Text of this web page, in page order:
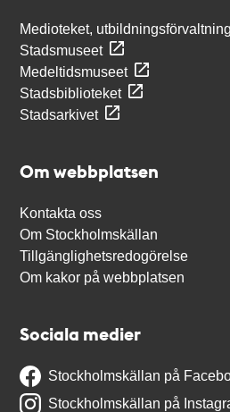
Medioteket,
Stadsmuseet
Medeltidsmuseet
Stadsbiblioteket
Stadsarkivet
Om webbplatsen
Kontakta oss
Om Stockholmskällan
Tillgänglighetsredogörelse
Om kakor på webbplatsen
Sociala medier
Stockholmskällan på
Stockholmskällan på